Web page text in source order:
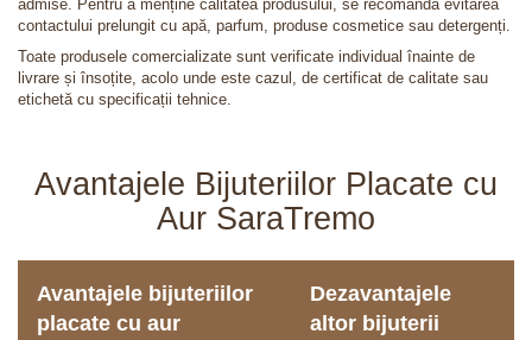
admise. Pentru a menține calitatea produsului, se recomandă evitarea
contactului prelungit cu apă, parfum, produse cosmetice sau detergenți.
Toate produsele comercializate sunt verificate individual înainte de
livrare și însoțite, acolo unde este cazul, de certificat de calitate sau
etichetă cu specificații tehnice.
Avantajele Bijuteriilor Placate cu
Aur SaraTremo
Avantajele bijuteriilor
placate cu aur
Dezavantajele
altor bijuterii